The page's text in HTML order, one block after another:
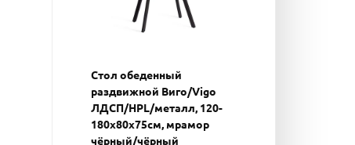
Стол обеденный
раздвижной Виго/Vigo
ЛДСП/HPL/металл, 120-
180х80х75см, мрамор
чёрный/чёрный